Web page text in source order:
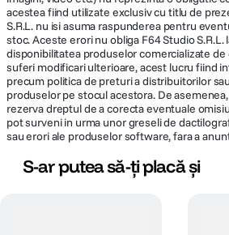
Paznic inteligent pentru masina ta
Camera auto 70mai Dash Cam 4K A810
avansat de supraveghere, multumita
miscarii. Acesta analizeaza distanta si
in apropierea vehiculului si declanseaza
identifica o posibila amenintare. Astfel, sunt
clare in cazul tentativelor de efractie sau altor
acestea fiind utilizate exclusiv cu titlu de
S.R.L. nu isi asuma raspunderea pentru
stoc. Aceste erori nu obliga F64 Studio
disponibilitatea produselor comercializate de
suferi modificari ulterioare, acest lucru fiind
precum politica de preturi a distribuitorilor
produselor pe stocul acestora. De asemenea,
rezerva dreptul de a corecta eventuale
pot surveni in urma unor greseli de
sau erori ale produselor software, fara a
S-ar putea să-ți placă și